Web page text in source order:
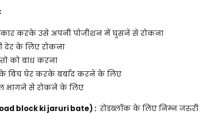
करके उसे अपनी पोजीशन में घुसने से रोकना
देर के लिए रोकना
को बांध करना
बिच घेर करके बर्बाद करने के लिए
भागने से रोकने के लिए
block ki jaruri bate) : रोडब्लॉक के लिए निम्न